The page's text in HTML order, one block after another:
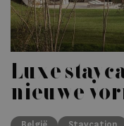
Luxe
nieuwe